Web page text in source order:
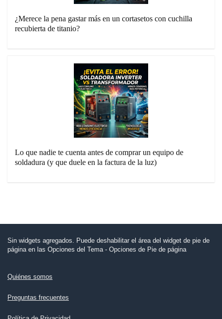
¿Merece la pena gastar más en un cortasetos con cuchilla
recubierta de titanio?
Lo que nadie te cuenta antes de comprar un equipo de
soldadura (y que duele en la factura de la luz)
Sin widgets agregados. Puede deshabilitar el área del widget de pie de
página en las Opciones del Tema - Opciones de Pie de página
Quiénes somos
Preguntas frecuentes